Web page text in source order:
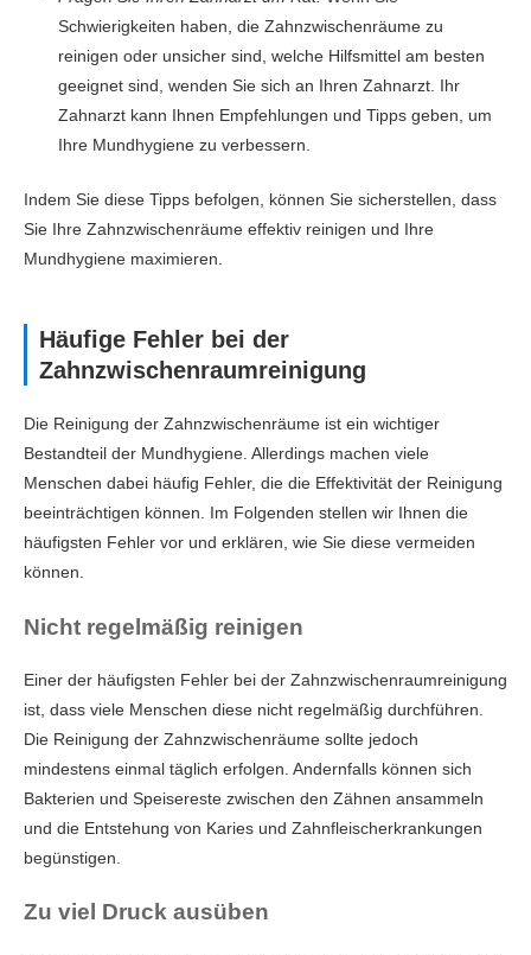
Schwierigkeiten haben, die Zahnzwischenräume zu
reinigen oder unsicher sind, welche Hilfsmittel am besten
geeignet sind, wenden Sie sich an Ihren Zahnarzt. Ihr
Zahnarzt kann Ihnen Empfehlungen und Tipps geben, um
Ihre Mundhygiene zu verbessern.
Indem Sie diese Tipps befolgen, können Sie sicherstellen, dass
Sie Ihre Zahnzwischenräume effektiv reinigen und Ihre
Mundhygiene maximieren.
Häufige Fehler bei der
Zahnzwischenraumreinigung
Die Reinigung der Zahnzwischenräume ist ein wichtiger
Bestandteil der Mundhygiene. Allerdings machen viele
Menschen dabei häufig Fehler, die die Effektivität der Reinigung
beeinträchtigen können. Im Folgenden stellen wir Ihnen die
häufigsten Fehler vor und erklären, wie Sie diese vermeiden
können.
Nicht regelmäßig reinigen
Einer der häufigsten Fehler bei der Zahnzwischenraumreinigung
ist, dass viele Menschen diese nicht regelmäßig durchführen.
Die Reinigung der Zahnzwischenräume sollte jedoch
mindestens einmal täglich erfolgen. Andernfalls können sich
Bakterien und Speisereste zwischen den Zähnen ansammeln
und die Entstehung von Karies und Zahnfleischerkrankungen
begünstigen.
Zu viel Druck ausüben